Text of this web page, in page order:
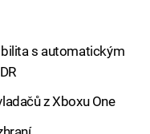
s automatickým
z Xboxu One